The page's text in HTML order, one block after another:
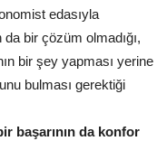
edasıyla
bir çözüm olmadığı,
bir şey yapması yerine
bulması gerektiği
başarının da konfor